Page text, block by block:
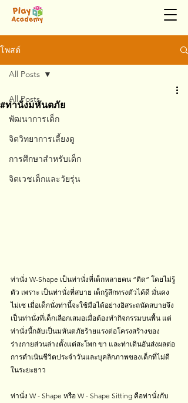
โพสต์
All Posts
พัฒนาการเด็ก
จิตวิทยาการเลี้ยงดู
การศึกษาสำหรับเด็ก
จิตเวชเด็กและวัยรุ่น
All Posts
#ท่านั่งมหันตภัย
ท่านั่ง W-Shape เป็นท่านั่งที่เด็กหลายคน “ติด” โดยไม่รู้
ตัว เพราะ เป็นท่านั่งที่สบาย เด็กรู้สึกทรงตัวได้ดี มั่นคง
ไม่เซ เมื่อเด็กนั่งท่านี้จะใช้มือได้อย่างอิสระถนัดสบายจึง
เป็นท่านั่งที่เด็กเลือกเสมอเมื่อต้องทำกิจกรรมบนพื้น แต่
ท่านั่งนี้กลับเป็นมหันตภัยร้ายแรงต่อโครงสร้างของ
ร่างกายส่วนล่างตั้งแต่สะโพก ขา และท่าเดินอันส่งผลต่อ
การดำเนินชีวิตประจำวันและบุคลิกภาพของเด็กที่ไม่ดี
ในระยะยาว
ท่านั่ง W - Shape หรือ W - Shape Sitting คือท่านั่งกับ